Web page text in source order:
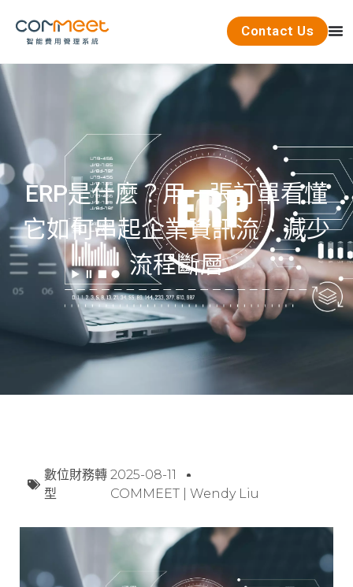
Contact Us
ERP是什麼？用一張訂單看懂
它如何串起企業資訊流、減少
流程斷層
數位財務轉
型
2025-08-11
COMMEET | Wendy Liu